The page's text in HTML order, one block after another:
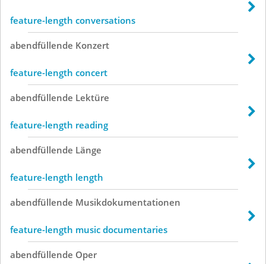
feature-length conversations
abendfüllende Konzert
feature-length concert
abendfüllende Lektüre
feature-length reading
abendfüllende Länge
feature-length length
abendfüllende Musikdokumentationen
feature-length music documentaries
abendfüllende Oper